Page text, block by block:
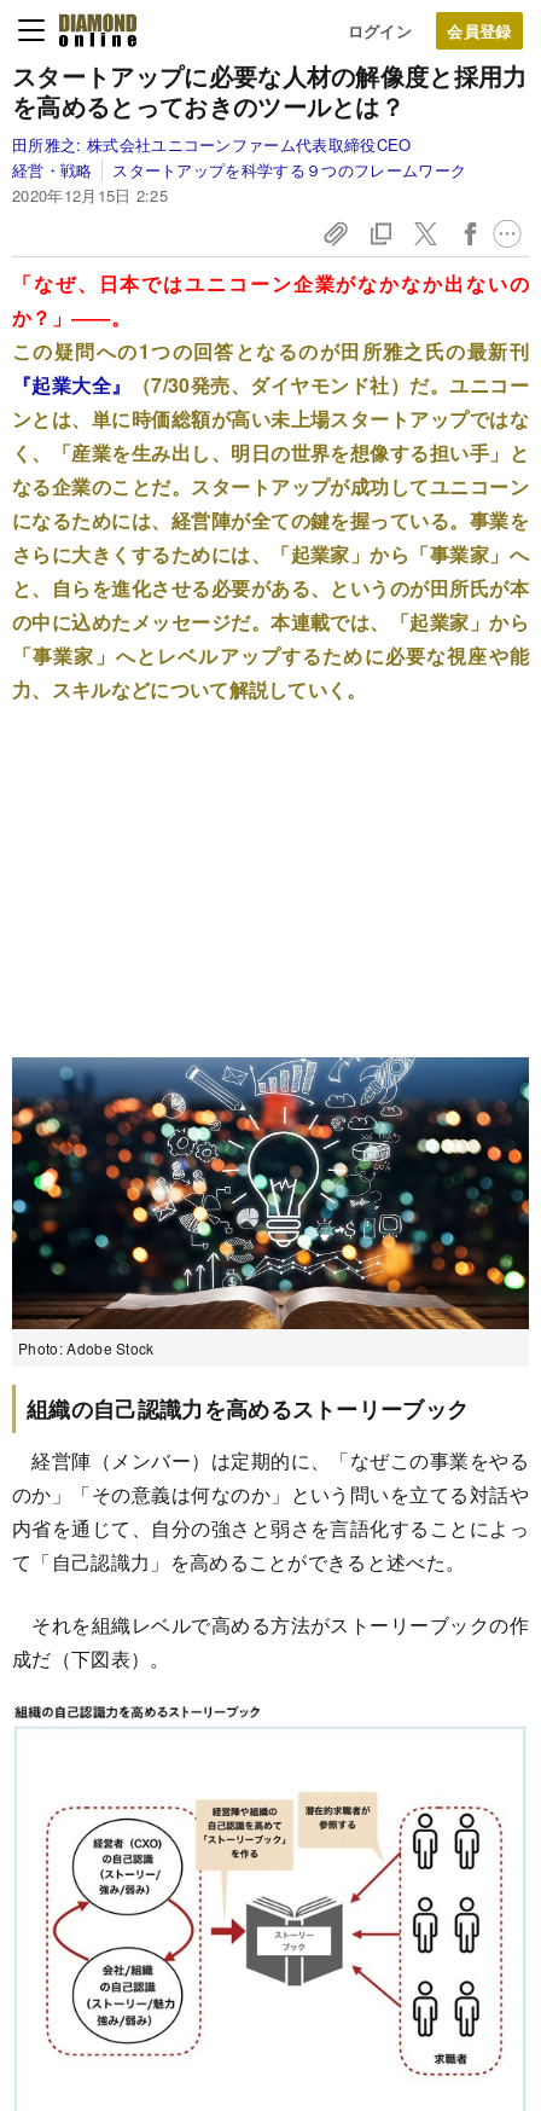
ログイン
スタートアップに必要な人材の解像度と採用力
を高めるとっておきのツールとは？
田所雅之: 株式会社ユニコーンファーム代表取締役CEO
経営・戦略
スタートアップを科学する９つのフレームワーク
2020年12月15日 2:25
「なぜ、日本ではユニコーン企業がなかなか出ないの
か？」――。
この疑問への1つの回答となるのが田所雅之氏の最新刊
『起業大全』
（7/30発売、ダイヤモンド社）だ。ユニコー
ンとは、単に時価総額が高い未上場スタートアップではな
く、「産業を生み出し、明日の世界を想像する担い手」と
なる企業のことだ。スタートアップが成功してユニコーン
になるためには、経営陣が全ての鍵を握っている。事業を
さらに大きくするためには、「起業家」から「事業家」へ
と、自らを進化させる必要がある、というのが田所氏が本
の中に込めたメッセージだ。本連載では、「起業家」から
「事業家」へとレベルアップするために必要な視座や能
力、スキルなどについて解説していく。
Photo: Adobe Stock
組織の自己認識力を高めるストーリーブック
経営陣（メンバー）は定期的に、「なぜこの事業をやる
のか」「その意義は何なのか」という問いを立てる対話や
内省を通じて、自分の強さと弱さを言語化することによっ
て「自己認識力」を高めることができると述べた。
それを組織レベルで高める方法がストーリーブックの作
成だ（下図表）。